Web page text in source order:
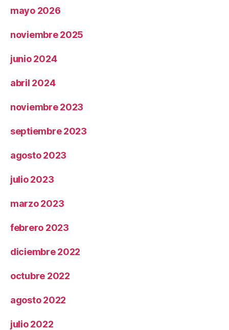
mayo 2026
noviembre 2025
junio 2024
abril 2024
noviembre 2023
septiembre 2023
agosto 2023
julio 2023
marzo 2023
febrero 2023
diciembre 2022
octubre 2022
agosto 2022
julio 2022